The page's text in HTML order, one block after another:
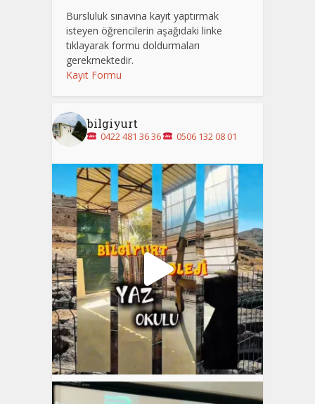
Bursluluk sınavına kayıt yaptırmak
isteyen öğrencilerin aşağıdaki linke
tıklayarak formu doldurmaları
gerekmektedir.
Kayıt Formu
bilgiyurt
0422 481 36 36 0506 132 08 01